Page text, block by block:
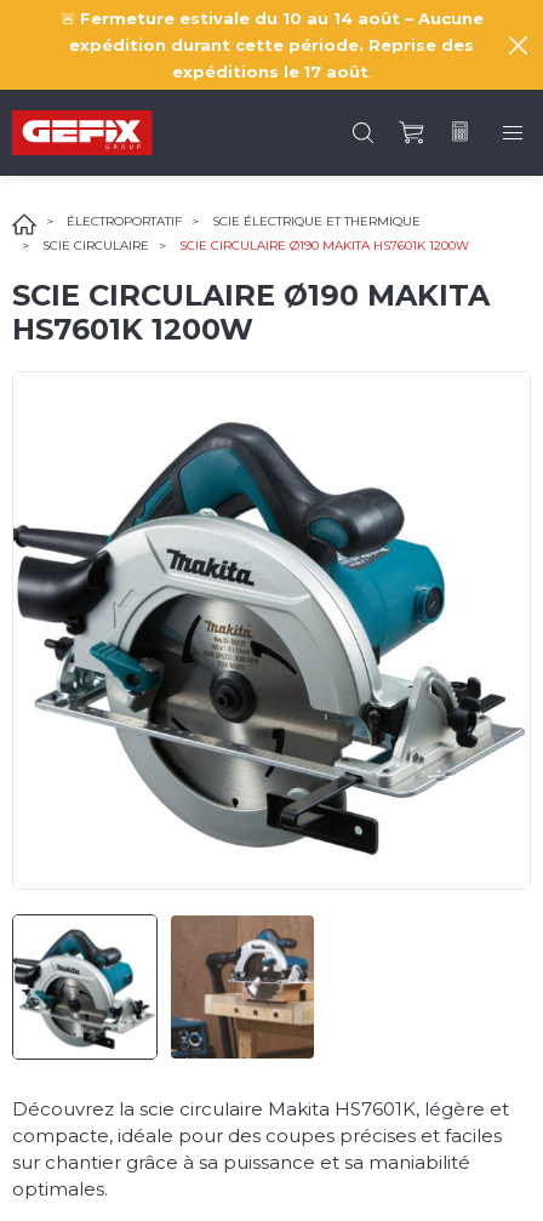
🚨 Fermeture estivale du 10 au 14 août – Aucune
expédition durant cette période. Reprise des
expéditions le 17 août
ÉLECTROPORTATIF
SCIE ÉLECTRIQUE ET THERMIQUE
SCIE CIRCULAIRE
SCIE CIRCULAIRE Ø190 MAKITA HS7601K 1200W
SCIE CIRCULAIRE Ø190 MAKITA
HS7601K 1200W
Découvrez la scie circulaire Makita HS7601K, légère et
compacte, idéale pour des coupes précises et faciles
sur chantier grâce à sa puissance et sa maniabilité
optimales.